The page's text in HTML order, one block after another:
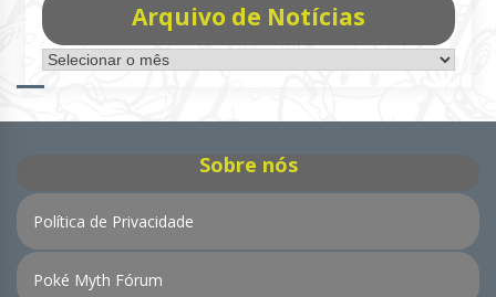
Arquivo de Notícias
Arquivo
de
Sobre nós
Política de Privacidade
Poké Myth Fórum